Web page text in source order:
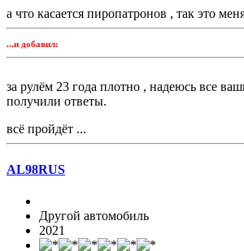
а что касается пиропатронов , так это
...и добавил:
за рулём 23 года плотно , надеюсь все
получили ответы.
всё пройдёт ...
AL98RUS
Другой автомобиль
2021